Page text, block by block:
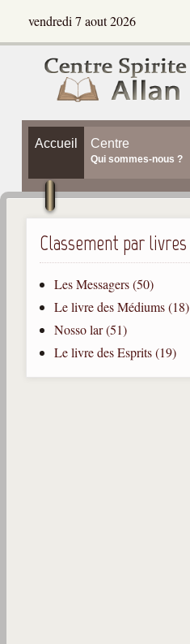
vendredi 7 aout 2026
Accueil Centre
Qui sommes-nous ?
Classement par livres
Les Messagers (50)
Le livre des Médiums (18)
Nosso lar (51)
Le livre des Esprits (19)